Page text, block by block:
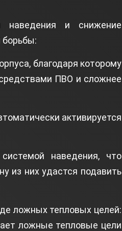
наведения и снижение
борьбы:
благодаря которому
ПВО и сложнее
активируется
наведения, что
из них удастся подавить
ложных тепловых целей:
ложные тепловые цели